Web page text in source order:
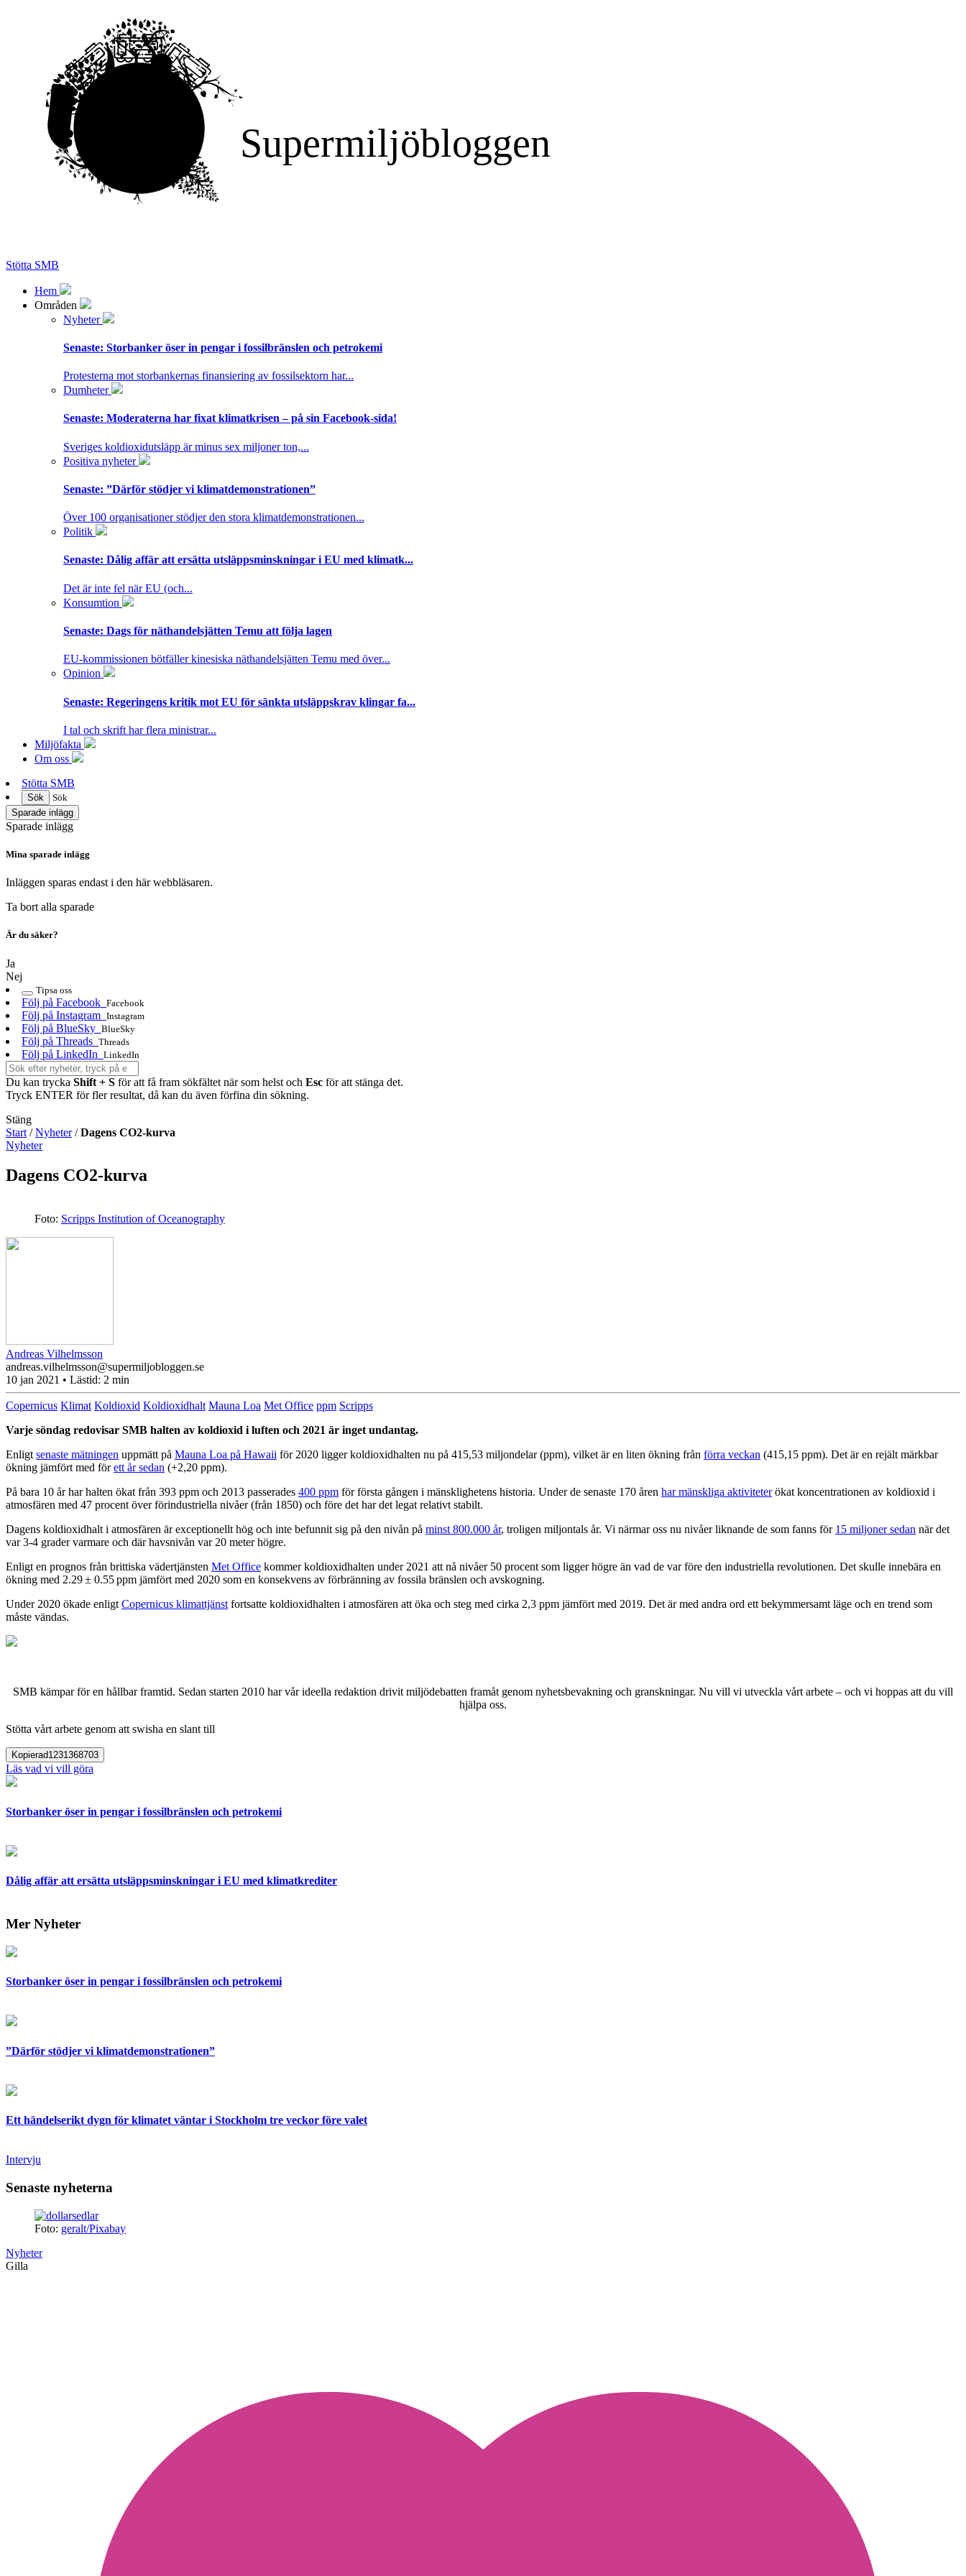
Supermiljöbloggen
Stötta SMB
Hem
Områden
Nyheter
Senaste: Storbanker öser in pengar i fossilbränslen och petrokemi
Protesterna mot storbankernas finansiering av fossilsektorn har...
Dumheter
Senaste: Moderaterna har fixat klimatkrisen – på sin Facebook-sida!
Sveriges koldioxidutsläpp är minus sex miljoner ton,...
Positiva nyheter
Senaste: ”Därför stödjer vi klimatdemonstrationen”
Över 100 organisationer stödjer den stora klimatdemonstrationen...
Politik
Senaste: Dålig affär att ersätta utsläppsminskningar i EU med klimatk...
Det är inte fel när EU (och...
Konsumtion
Senaste: Dags för näthandelsjätten Temu att följa lagen
EU-kommissionen bötfäller kinesiska näthandelsjätten Temu med över...
Opinion
Senaste: Regeringens kritik mot EU för sänkta utsläppskrav klingar fa...
I tal och skrift har flera ministrar...
Miljöfakta
Om oss
Stötta SMB
Sök
Sök
Sparade inlägg
Sparade inlägg
Mina sparade inlägg
Inläggen sparas endast i den här webbläsaren.
Ta bort alla sparade
Är du säker?
Ja
Nej
Tipsa oss
Följ på Facebook Facebook
Följ på Instagram Instagram
Följ på BlueSky BlueSky
Följ på Threads Threads
Följ på LinkedIn LinkedIn
Du kan trycka Shift + S för att få fram sökfältet när som helst och Esc för att stänga det.
Tryck ENTER för fler resultat, då kan du även förfina din sökning.
Stäng
Start /Nyheter/Dagens CO2-kurva
Nyheter
Dagens CO2-kurva
Foto: Scripps Institution of Oceanography
Andreas Vilhelmsson
andreas.vilhelmsson@supermiljobloggen.se
10 jan 2021 • Lästid: 2 min
Copernicus Klimat Koldioxid Koldioxidhalt Mauna Loa Met Office ppm Scripps
Varje söndag redovisar SMB halten av koldioxid i luften och 2021 är inget undantag.
Enligt senaste mätningen uppmätt på Mauna Loa på Hawaii för 2020 ligger koldioxidhalten nu på 415,53 miljondelar (ppm), vilket är en liten ökning från förra veckan (415,15 ppm). Det är en rejält märkbar
ökning jämfört med förett år sedan (+2,20 ppm).
På bara 10 år har halten ökat från 393 ppm och 2013 passerades 400 ppm för första gången i mänsklighetens historia. Under de senaste 170 åren har mänskliga aktiviteterökat koncentrationen av koldioxid i
atmosfären med 47 procent över förindustriella nivåer (från 1850) och före det har det legat relativt stabilt.
Dagens koldioxidhalt i atmosfären är exceptionellt hög och inte befunnit sig på den nivån på minst 800.000 år, troligen miljontals år. Vi närmar oss nu nivåer liknande de som fanns för 15 miljoner sedan när det
var 3-4 grader varmare och där havsnivån var 20 meter högre.
Enligt en prognos från brittiska vädertjänsten Met Office kommer koldioxidhalten under 2021 att nå nivåer 50 procent som ligger högre än vad de var före den industriella revolutionen. Det skulle innebära en
ökning med 2.29 ± 0.55 ppm jämfört med 2020 som en konsekvens av förbränning av fossila bränslen och avskogning.
Under 2020 ökade enligt Copernicus klimattjänst fortsatte koldioxidhalten i atmosfären att öka och steg med cirka 2,3 ppm jämfört med 2019. Det är med andra ord ett bekymmersamt läge och en trend som
måste vändas.
SMB kämpar för en hållbar framtid. Sedan starten 2010 har vår ideella redaktion drivit miljödebatten framåt genom nyhetsbevakning och granskningar. Nu vill vi utveckla vårt arbete – och vi hoppas att du vill
hjälpa oss.
Stötta vårt arbete genom att swisha en slant till
Kopierad1231368703
Läs vad vi vill göra
Storbanker öser in pengar i fossilbränslen och petrokemi
Dålig affär att ersätta utsläppsminskningar i EU med klimatkrediter
Mer Nyheter
Storbanker öser in pengar i fossilbränslen och petrokemi
”Därför stödjer vi klimatdemonstrationen”
Ett händelserikt dygn för klimatet väntar i Stockholm tre veckor före valet
Intervju
Senaste nyheterna
Foto: geralt/Pixabay
Nyheter
Gilla